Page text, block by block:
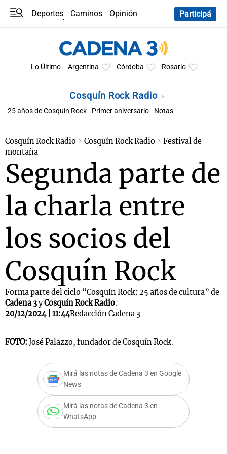
Deportes Caminos
Opinión
Participá
Lo Último Argentina Córdoba Rosario
Cosquín Rock Radio
25 años de Cosquín Rock Primer aniversario Notas
Cosquín Rock Radio Cosquín Rock Radio
Festival de
montaña
Segunda parte de
la charla entre
los socios del
Cosquín Rock
Forma parte del ciclo “Cosquín Rock: 25 años de cultura” de
Cadena 3yCosquín Rock Radio.
20/12/2024 | 11:44Redacción Cadena 3
FOTO: José Palazzo, fundador de Cosquín Rock.
Mirá las notas de Cadena 3 en Google
News
Mirá las notas de Cadena 3 en
WhatsApp